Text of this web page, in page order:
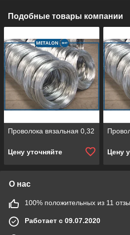
Подобные товары компании
Проволока вязальная 0,32
Цену уточняйте Цену
О нас
100% положительных из 11
Работает с 09.07.2020